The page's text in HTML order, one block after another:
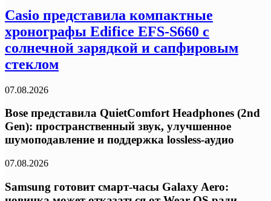
Casio представила компактные
хронографы Edifice EFS-S660 с
солнечной зарядкой и сапфировым
стеклом
07.08.2026
Bose представила QuietComfort Headphones (2nd
Gen): пространственный звук, улучшенное
шумоподавление и поддержка lossless-аудио
07.08.2026
Samsung готовит смарт-часы Galaxy Aero: